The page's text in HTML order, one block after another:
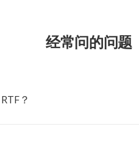
经常问的问题
？